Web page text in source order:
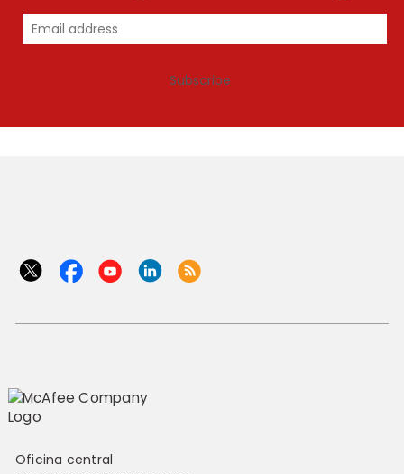
Subscribe
Oficina central